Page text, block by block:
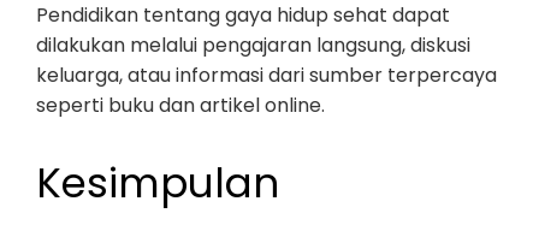
Pendidikan tentang gaya hidup sehat dapat
dilakukan melalui pengajaran langsung, diskusi
keluarga, atau informasi dari sumber terpercaya
seperti buku dan artikel online.
Kesimpulan